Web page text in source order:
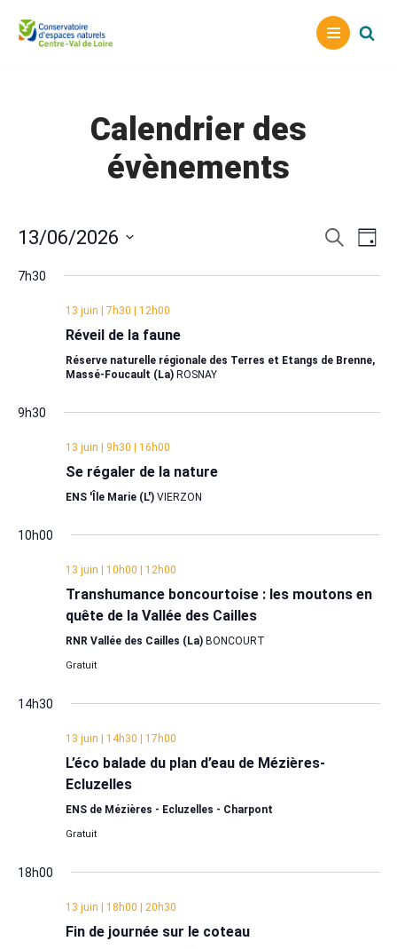
Aller
Calendrier des
évènements
et
vues
Recherche
Jour
13/06/2026
une
7h30
13 juin | 7h30 | 12h00
Réveil de la faune
Réserve naturelle régionale des Terres et Etangs de Brenne,
Massé-Foucault (La) ROSNAY
9h30
13 juin | 9h30 | 16h00
Se régaler de la nature
ENS 'Île Marie (L') VIERZON
10h00
13 juin | 10h00 | 12h00
Transhumance boncourtoise : les moutons en
quête de la Vallée des Cailles
RNR Vallée des Cailles (La) BONCOURT
Gratuit
14h30
13 juin | 14h30 | 17h00
L’éco balade du plan d’eau de Mézières-
Ecluzelles
ENS de Mézières - Ecluzelles - Charpont
Gratuit
18h00
13 juin | 18h00 | 20h30
Fin de journée sur le coteau